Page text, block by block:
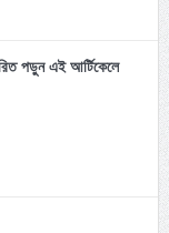
পড়ুন এই আর্টিকেলে